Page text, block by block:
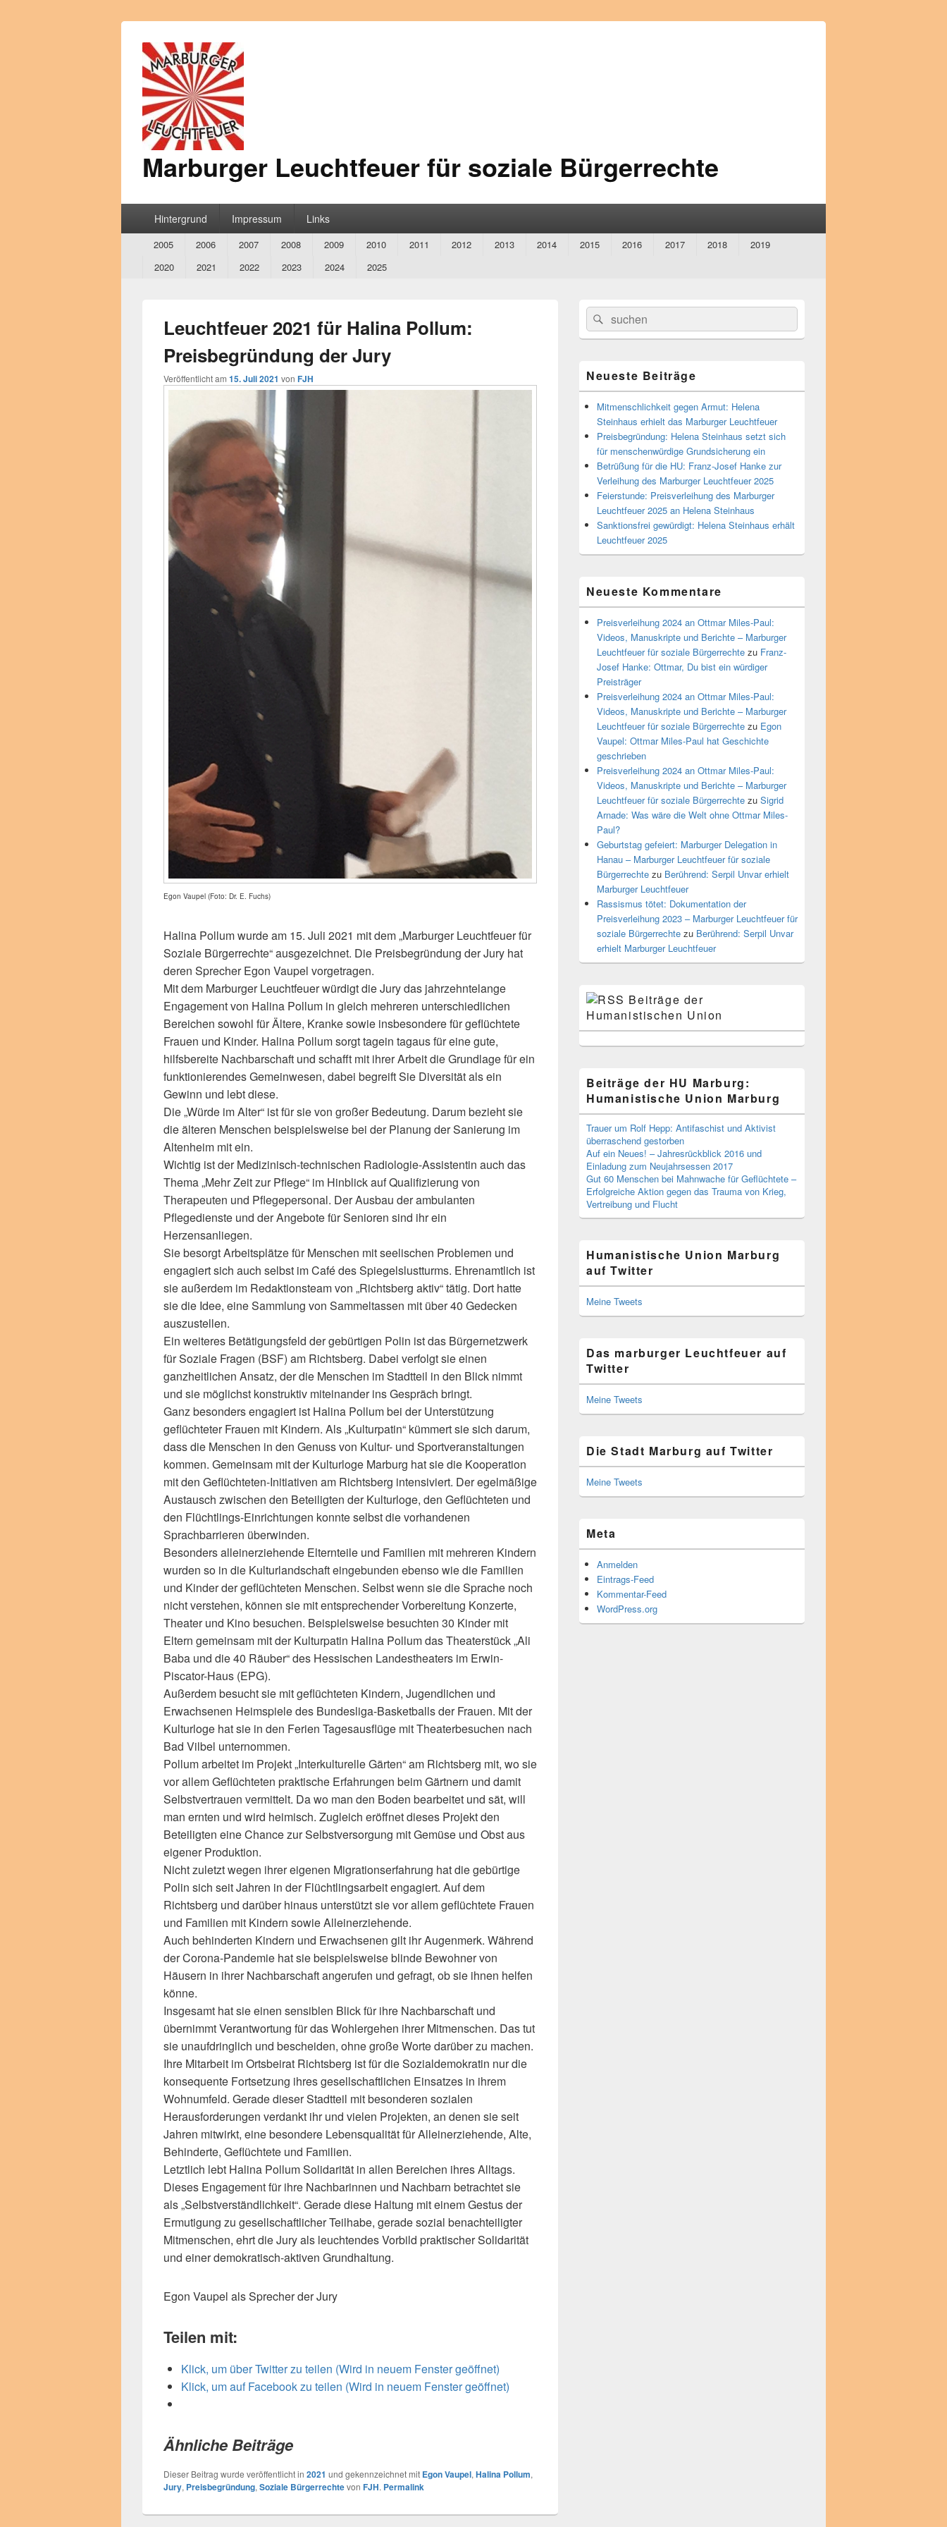
Marburger Leuchtfeuer für soziale Bürgerrechte
HauptmenüHintergrund Impressum Links
Secondary
2005 2006 2007 2008 2009 2010 2011 2012 2013 2014 2015 2016 2017 2018
2019
2020
2021 2022 2023 2024 2025
Leuchtfeuer 2021 für Halina Pollum:
Preisbegründung der Jury
Veröffentlicht am 15. Juli 2021 von FJH
Egon Vaupel (Foto: Dr. E. Fuchs)
Halina Pollum wurde am 15. Juli 2021 mit dem „Marburger Leuchtfeuer für
Soziale Bürgerrechte“ ausgezeichnet. Die Preisbegründung der Jury hat
deren Sprecher Egon Vaupel vorgetragen.
Mit dem Marburger Leuchtfeuer würdigt die Jury das jahrzehntelange
Engagement von Halina Pollum in gleich mehreren unterschiedlichen
Bereichen sowohl für Ältere, Kranke sowie insbesondere für geflüchtete
Frauen und Kinder. Halina Pollum sorgt tagein tagaus für eine gute,
hilfsbereite Nachbarschaft und schafft mit ihrer Arbeit die Grundlage für ein
funktionierendes Gemeinwesen, dabei begreift Sie Diversität als ein
Gewinn und lebt diese.
Die „Würde im Alter“ ist für sie von großer Bedeutung. Darum bezieht sie
die älteren Menschen beispielsweise bei der Planung der Sanierung im
Altenheim mit ein.
Wichtig ist der Medizinisch-technischen Radiologie-Assistentin auch das
Thema „Mehr Zeit zur Pflege“ im Hinblick auf Qualifizierung von
Therapeuten und Pflegepersonal. Der Ausbau der ambulanten
Pflegedienste und der Angebote für Senioren sind ihr ein
Herzensanliegen.
Sie besorgt Arbeitsplätze für Menschen mit seelischen Problemen und
engagiert sich auch selbst im Café des Spiegelslustturms. Ehrenamtlich ist
sie außerdem im Redaktionsteam von „Richtsberg aktiv“ tätig. Dort hatte
sie die Idee, eine Sammlung von Sammeltassen mit über 40 Gedecken
auszustellen.
Ein weiteres Betätigungsfeld der gebürtigen Polin ist das Bürgernetzwerk
für Soziale Fragen (BSF) am Richtsberg. Dabei verfolgt sie einen
ganzheitlichen Ansatz, der die Menschen im Stadtteil in den Blick nimmt
und sie möglichst konstruktiv miteinander ins Gespräch bringt.
Ganz besonders engagiert ist Halina Pollum bei der Unterstützung
geflüchteter Frauen mit Kindern. Als „Kulturpatin“ kümmert sie sich darum,
dass die Menschen in den Genuss von Kultur- und Sportveranstaltungen
kommen. Gemeinsam mit der Kulturloge Marburg hat sie die Kooperation
mit den Geflüchteten-Initiativen am Richtsberg intensiviert. Der egelmäßige
Austausch zwischen den Beteiligten der Kulturloge, den Geflüchteten und
den Flüchtlings-Einrichtungen konnte selbst die vorhandenen
Sprachbarrieren überwinden.
Besonders alleinerziehende Elternteile und Familien mit mehreren Kindern
wurden so in die Kulturlandschaft eingebunden ebenso wie die Familien
und Kinder der geflüchteten Menschen. Selbst wenn sie die Sprache noch
nicht verstehen, können sie mit entsprechender Vorbereitung Konzerte,
Theater und Kino besuchen. Beispielsweise besuchten 30 Kinder mit
Eltern gemeinsam mit der Kulturpatin Halina Pollum das Theaterstück „Ali
Baba und die 40 Räuber“ des Hessischen Landestheaters im Erwin-
Piscator-Haus (EPG).
Außerdem besucht sie mit geflüchteten Kindern, Jugendlichen und
Erwachsenen Heimspiele des Bundesliga-Basketballs der Frauen. Mit der
Kulturloge hat sie in den Ferien Tagesausflüge mit Theaterbesuchen nach
Bad Vilbel unternommen.
Pollum arbeitet im Projekt „Interkulturelle Gärten“ am Richtsberg mit, wo sie
vor allem Geflüchteten praktische Erfahrungen beim Gärtnern und damit
Selbstvertrauen vermittelt. Da wo man den Boden bearbeitet und sät, will
man ernten und wird heimisch. Zugleich eröffnet dieses Projekt den
Beteiligten eine Chance zur Selbstversorgung mit Gemüse und Obst aus
eigener Produktion.
Nicht zuletzt wegen ihrer eigenen Migrationserfahrung hat die gebürtige
Polin sich seit Jahren in der Flüchtlingsarbeit engagiert. Auf dem
Richtsberg und darüber hinaus unterstützt sie vor allem geflüchtete Frauen
und Familien mit Kindern sowie Alleinerziehende.
Auch behinderten Kindern und Erwachsenen gilt ihr Augenmerk. Während
der Corona-Pandemie hat sie beispielsweise blinde Bewohner von
Häusern in ihrer Nachbarschaft angerufen und gefragt, ob sie ihnen helfen
könne.
Insgesamt hat sie einen sensiblen Blick für ihre Nachbarschaft und
übernimmt Verantwortung für das Wohlergehen ihrer Mitmenschen. Das tut
sie unaufdringlich und bescheiden, ohne große Worte darüber zu machen.
Ihre Mitarbeit im Ortsbeirat Richtsberg ist für die Sozialdemokratin nur die
konsequente Fortsetzung ihres gesellschaftlichen Einsatzes in ihrem
Wohnumfeld. Gerade dieser Stadtteil mit besonderen sozialen
Herausforderungen verdankt ihr und vielen Projekten, an denen sie seit
Jahren mitwirkt, eine besondere Lebensqualität für Alleinerziehende, Alte,
Behinderte, Geflüchtete und Familien.
Letztlich lebt Halina Pollum Solidarität in allen Bereichen ihres Alltags.
Dieses Engagement für ihre Nachbarinnen und Nachbarn betrachtet sie
als „Selbstverständlichkeit“. Gerade diese Haltung mit einem Gestus der
Ermutigung zu gesellschaftlicher Teilhabe, gerade sozial benachteiligter
Mitmenschen, ehrt die Jury als leuchtendes Vorbild praktischer Solidarität
und einer demokratisch-aktiven Grundhaltung.
Egon Vaupel als Sprecher der Jury
Teilen mit:
Klick, um über Twitter zu teilen (Wird in neuem Fenster geöffnet)
Klick, um auf Facebook zu teilen (Wird in neuem Fenster geöffnet)
Ähnliche Beiträge
Dieser Beitrag wurde veröffentlicht in 2021 und gekennzeichnet mit Egon Vaupel, Halina Pollum,
Jury, Preisbegründung, Soziale Bürgerrechtevon FJH. Permalink
Primärer
Seitenleisten
Widget-
Bereich
Search
for:
Suche
Neueste Beiträge
Mitmenschlichkeit gegen Armut: Helena
Steinhaus erhielt das Marburger Leuchtfeuer
Preisbegründung: Helena Steinhaus setzt sich
für menschenwürdige Grundsicherung ein
Betrüßung für die HU: Franz-Josef Hanke zur
Verleihung des Marburger Leuchtfeuer 2025
Feierstunde: Preisverleihung des Marburger
Leuchtfeuer 2025 an Helena Steinhaus
Sanktionsfrei gewürdigt: Helena Steinhaus erhält
Leuchtfeuer 2025
Neueste Kommentare
Preisverleihung 2024 an Ottmar Miles-Paul:
Videos, Manuskripte und Berichte – Marburger
Leuchtfeuer für soziale Bürgerrechte zu Franz-
Josef Hanke: Ottmar, Du bist ein würdiger
Preisträger
Preisverleihung 2024 an Ottmar Miles-Paul:
Videos, Manuskripte und Berichte – Marburger
Leuchtfeuer für soziale Bürgerrechte zu Egon
Vaupel: Ottmar Miles-Paul hat Geschichte
geschrieben
Preisverleihung 2024 an Ottmar Miles-Paul:
Videos, Manuskripte und Berichte – Marburger
Leuchtfeuer für soziale Bürgerrechte zu Sigrid
Arnade: Was wäre die Welt ohne Ottmar Miles-
Paul?
Geburtstag gefeiert: Marburger Delegation in
Hanau – Marburger Leuchtfeuer für soziale
Bürgerrechte zu Berührend: Serpil Unvar erhielt
Marburger Leuchtfeuer
Rassismus tötet: Dokumentation der
Preisverleihung 2023 – Marburger Leuchtfeuer für
soziale Bürgerrechte zu Berührend: Serpil Unvar
erhielt Marburger Leuchtfeuer
Beiträge der
Humanistischen Union
Beiträge der HU Marburg:
Humanistische Union Marburg
Trauer um Rolf Hepp: Antifaschist und Aktivist
überraschend gestorben
Auf ein Neues! – Jahresrückblick 2016 und
Einladung zum Neujahrsessen 2017
Gut 60 Menschen bei Mahnwache für Geflüchtete –
Erfolgreiche Aktion gegen das Trauma von Krieg,
Vertreibung und Flucht
Humanistische Union Marburg
auf Twitter
Meine Tweets
Das marburger Leuchtfeuer auf
Twitter
Meine Tweets
Die Stadt Marburg auf Twitter
Meine Tweets
Meta
Anmelden
Eintrags-Feed
Kommentar-Feed
WordPress.org